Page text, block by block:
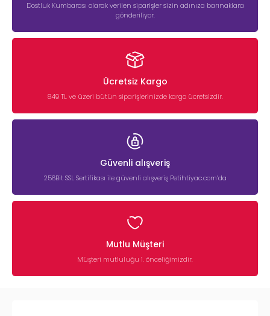
Dostluk Kumbarası olarak verilen siparişler sizin adınıza barınaklara
gönderiliyor.
Ücretsiz Kargo
849 TL ve üzeri bütün siparişlerinizde kargo ücretsizdir.
Güvenli alışveriş
256Bit SSL Sertifikası ile güvenli alışveriş Petihtiyac.com’da
Mutlu Müşteri
Müşteri mutluluğu 1. önceliğimizdir.